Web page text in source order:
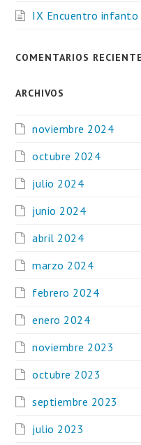
IX Encuentro
COMENTARIOS
ARCHIVOS
noviembre 2024
octubre 2024
julio 2024
junio 2024
abril 2024
marzo 2024
febrero 2024
enero 2024
noviembre 2023
octubre 2023
septiembre 2023
julio 2023